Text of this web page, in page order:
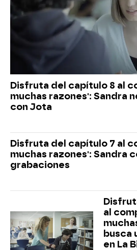
Disfruta del capítulo 8 al
muchas razones': Sandra
con Jota
Disfruta del capítulo 7 al
muchas razones': Sandra
grabaciones
al
busca
en La